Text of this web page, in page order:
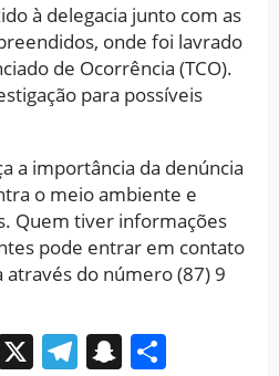
à delegacia junto com as
onde foi lavrado
de Ocorrência (TCO).
para possíveis
a importância da denúncia
o meio ambiente e
Quem tiver informações
pode entrar em contato
através do número (87) 9
X Telegram
Snapchat